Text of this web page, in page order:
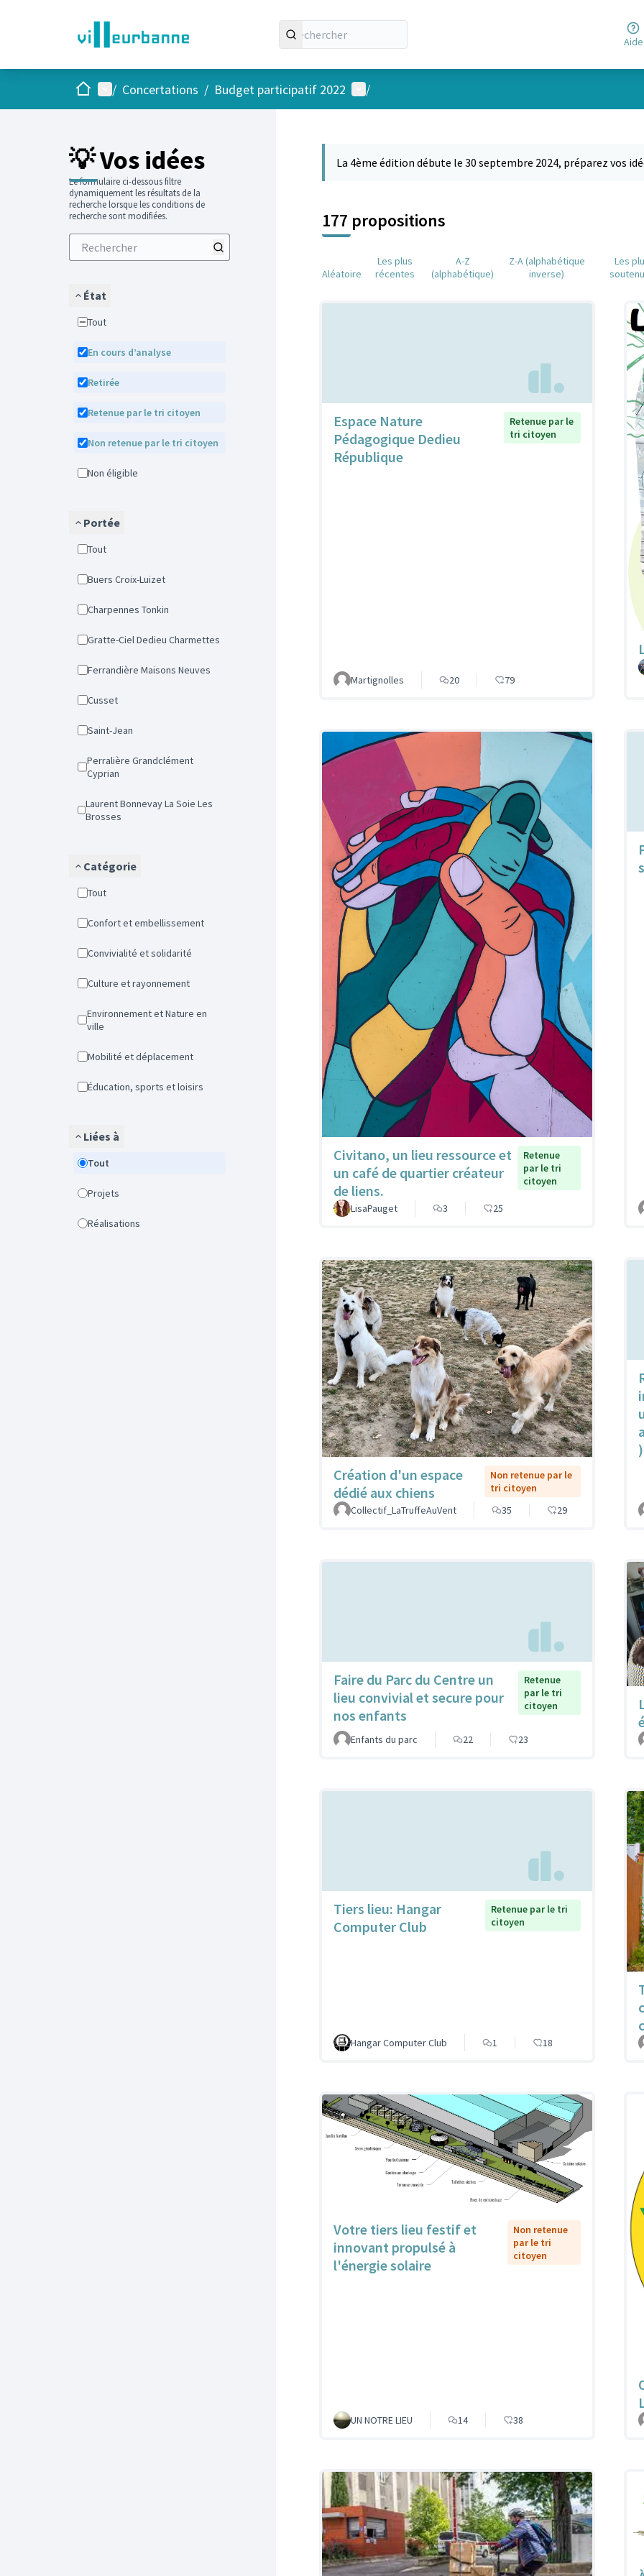
Aide
AccueilMenu principal
/ Concertations / Budget participatif 2022 Menu utilisateur
/
💡 Vos idées
Le formulaire ci-dessous filtre
dynamiquement les résultats de la
recherche lorsque les conditions de
recherche sont modifiées.
État
Tout
En cours d’analyse
Retirée
Retenue par le tri citoyen
Non retenue par le tri citoyen
Non éligible
Portée
Tout
Buers Croix-Luizet
Charpennes Tonkin
Gratte-Ciel Dedieu Charmettes
Ferrandière Maisons Neuves
Cusset
Saint-Jean
Perralière Grandclément
Cyprian
Laurent Bonnevay La Soie Les
Brosses
Catégorie
Tout
Confort et embellissement
Convivialité et solidarité
Culture et rayonnement
Environnement et Nature en
ville
Mobilité et déplacement
Éducation, sports et loisirs
Liées à
Tout
Projets
Réalisations
La 4ème édition débute le 30 septembre 2024, préparez vos
177 propositions
Aléatoire
Les plus
récentes
A-Z
(alphabétique)
Z-A (alphabétique
inverse)
Les
Espace Nature
Pédagogique Dedieu
République
Retenue par le
tri citoyen
Martignolles 20 79
Civitano, un lieu ressource et
un café de quartier créateur
de liens.
Retenue
par le tri
citoyen
LisaPauget 3 25
Création d'un espace
dédié aux chiens
Non retenue par le
tri citoyen
Collectif_LaTruffeAuVent
35 29
)
Faire du Parc du Centre un
lieu convivial et secure pour
nos enfants
Retenue
par le tri
citoyen
Enfants du parc 22 23
Tiers lieu: Hangar
Computer Club
Retenue par le tri
citoyen
Hangar Computer Club 1 18
Votre tiers lieu festif et
innovant propulsé à
l'énergie solaire
Non retenue
par le tri
citoyen
UN NOTRE LIEU 14 38